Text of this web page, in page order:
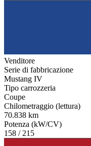
Venditore
Serie di fabbricazione
Mustang IV
Tipo carrozzeria
Coupe
Chilometraggio (lettura)
70.838 km
Potenza (kW/CV)
158 / 215